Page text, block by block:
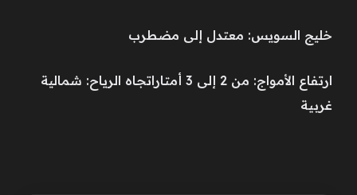
خليج السويس: معتدل إلى مضطرب
ارتفاع الأمواج: من 2 إلى 3 أمتاراتجاه الرياح: شمالية
غربية